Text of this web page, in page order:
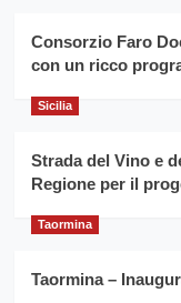
Franco
Caruso
Consorzio Faro
con un ricco
Sicilia
Strada del Vino e
Regione per il
Taormina
Taormina –